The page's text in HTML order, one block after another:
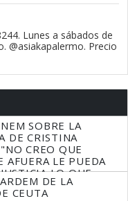
Lunes a sábados de
@asiakapalermo. Precio
SOBRE LA
DE CRISTINA
CREO QUE
AFUERA LE PUEDA
LO QUE
DE LA
CEUTA